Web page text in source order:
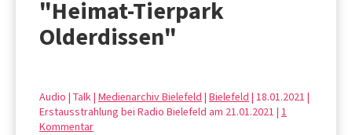
"Heimat-Tierpark
Olderdissen"
Audio | Talk | Medienarchiv Bielefeld | Bielefeld | 18.01.2021 |
Erstausstrahlung bei Radio Bielefeld am 21.01.2021 | 1
Kommentar